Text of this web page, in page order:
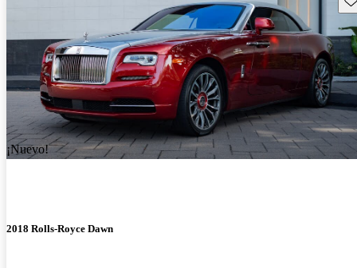
¡Nuevo!
2018 Rolls-Royce Dawn